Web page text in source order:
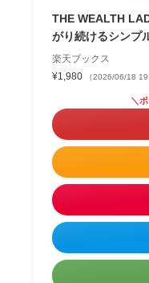
THE WEALTH
がり続けるシンプ
楽天ブックス
¥1,980
（2026/06/18
＼